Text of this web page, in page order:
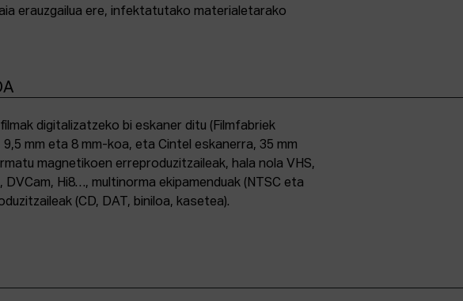
erauzgailua ere, infektatutako materialetarako
digitalizatzeko bi eskaner ditu (Filmfabriek
9,5 mm eta 8 mm-koa, eta Cintel eskanerra, 35 mm
magnetikoen erreproduzitzaileak, hala nola VHS,
DVCam, Hi8…, multinorma ekipamenduak (NTSC eta
(CD, DAT, biniloa, kasetea).